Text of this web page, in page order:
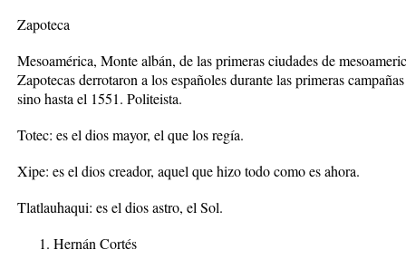
Zapoteca
Mesoamérica, Monte albán, de las primeras ciudades de
Zapotecas derrotaron a los españoles durante las primeras campañ
sino hasta el 1551. Politeista.
Totec: es el dios mayor, el que los regía.
Xipe: es el dios creador, aquel que hizo todo como es ahora.
Tlatlauhaqui: es el dios astro, el Sol.
Hernán Cortés